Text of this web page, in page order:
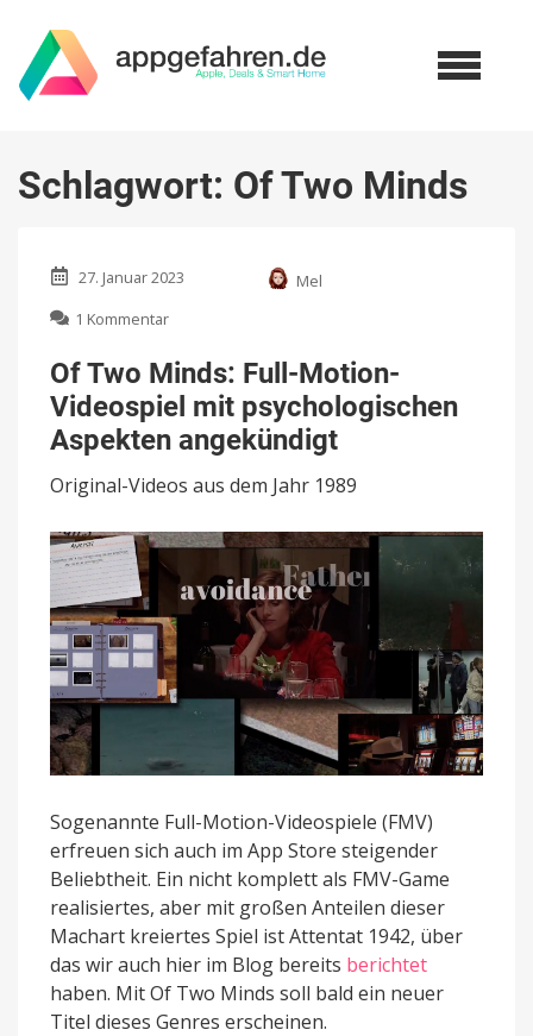
Schlagwort: Of Two Minds
27. Januar 2023
Mel
1 Kommentar
Two
Minds:
Full-
Motion-
Videospiel
mit
psychologischen
angekündigt
Of Two Minds: Full-Motion-
Videospiel mit psychologischen
Aspekten angekündigt
Original-Videos aus dem Jahr 1989
Sogenannte Full-Motion-Videospiele (FMV)
erfreuen sich auch im App Store steigender
Beliebtheit. Ein nicht komplett als FMV-Game
realisiertes, aber mit großen Anteilen dieser
Machart kreiertes Spiel ist Attentat 1942, über
das wir auch hier im Blog bereits berichtet
haben. Mit Of Two Minds soll bald ein neuer
Titel dieses Genres erscheinen.